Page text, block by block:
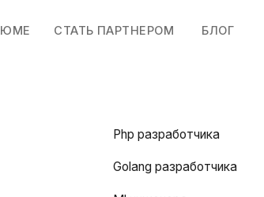
СТАТЬ ПАРТНЕРОМ БЛОГ